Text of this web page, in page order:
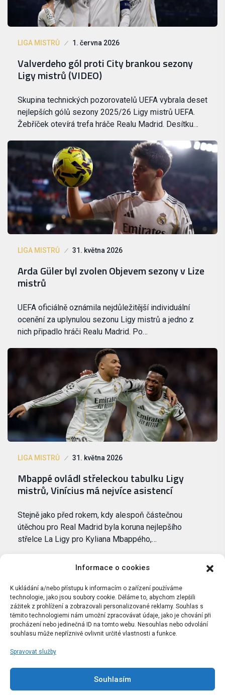
Informace o cookies
K ukládání a/nebo přístupu k informacím o zařízení používáme
technologie, jako jsou soubory cookie. Děláme to, abychom zlepšili
zážitek z prohlížení a zobrazovali personalizované reklamy. Souhlas s
těmito technologiemi nám umožní zpracovávat údaje, jako je chování při
procházení nebo jedinečná ID na tomto webu. Nesouhlas nebo odvolání
souhlasu může nepříznivě ovlivnit určité vlastnosti a funkce.
Spravovat služby
Souhlasím
LIGA MISTRŮ 1. června 2026
Valverdeho gól proti City brankou sezony
Ligy mistrů (VIDEO)
Skupina technických pozorovatelů UEFA vybrala deset
nejlepších gólů sezony 2025/26 Ligy mistrů UEFA.
Žebříček otevírá trefa hráče Realu Madrid. Desítku…
LIGA MISTRŮ 31. května 2026
Arda Güler byl zvolen Objevem sezony v Lize
mistrů
UEFA oficiálně oznámila nejdůležitější individuální
ocenění za uplynulou sezonu Ligy mistrů a jedno z
nich připadlo hráči Realu Madrid. Po…
LIGA MISTRŮ 31. května 2026
Mbappé ovládl střeleckou tabulku Ligy
mistrů, Vinícius má nejvíce asistencí
Stejně jako před rokem, kdy alespoň částečnou
útěchou pro Real Madrid byla koruna nejlepšího
střelce La Ligy pro Kyliana Mbappého,…